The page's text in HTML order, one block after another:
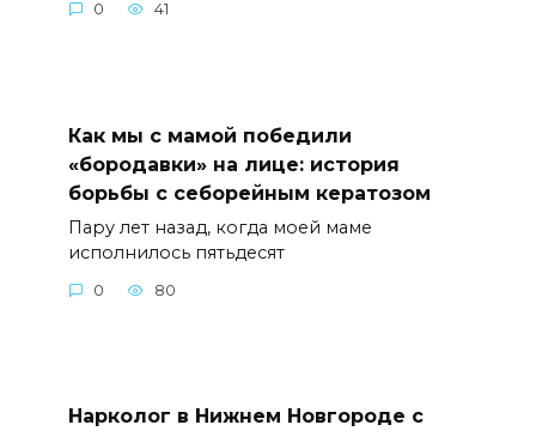
0 41
Как мы с мамой победили
«бородавки» на лице: история
борьбы с себорейным кератозом
Пару лет назад, когда моей маме
исполнилось пятьдесят
0 80
Нарколог в Нижнем Новгороде с